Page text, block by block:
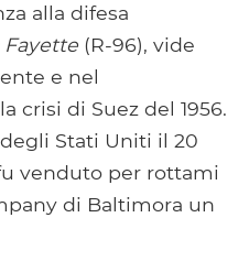
alla difesa
Fayette (R-96), vide
e nel
crisi di Suez del 1956.
Stati Uniti il ​​20
venduto per rottami
di Baltimora un